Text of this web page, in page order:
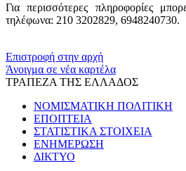
Για περισσότερες πληροφορίες
τηλέφωνα: 210 3202829, 6948240730.
Επιστροφή στην αρχή
Άνοιγμα σε νέα καρτέλα
ΤΡΑΠΕΖΑ ΤΗΣ ΕΛΛΑΔΟΣ
ΝΟΜΙΣΜΑΤΙΚΗ ΠΟΛΙΤΙΚΗ
ΕΠΟΠΤΕΙΑ
ΣΤΑΤΙΣΤΙΚΑ ΣΤΟΙΧΕΙΑ
ΕΝΗΜΕΡΩΣΗ
ΔΙΚΤΥΟ